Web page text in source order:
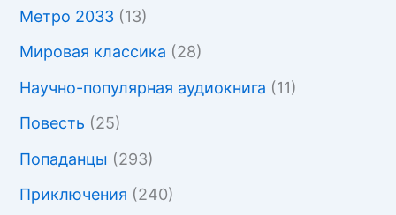
Метро 2033 (13)
Мировая классика (28)
Научно-популярная аудиокнига (11)
Повесть (25)
Попаданцы (293)
Приключения (240)